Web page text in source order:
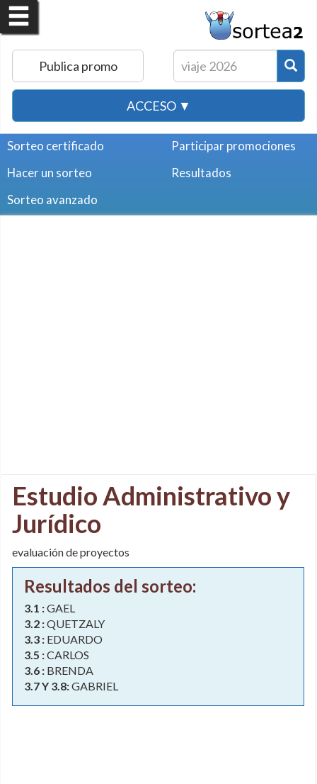
Publica promo
ACCESO ▼
Sorteo certificado
Hacer un sorteo
Sorteo avanzado
Participar promociones
Resultados
Estudio Administrativo y
Jurídico
evaluación de proyectos
Resultados del sorteo:
3.1 :GAEL
3.2 :QUETZALY
3.3 : EDUARDO
3.5 :CARLOS
3.6 : BRENDA
3.7 Y 3.8:GABRIEL